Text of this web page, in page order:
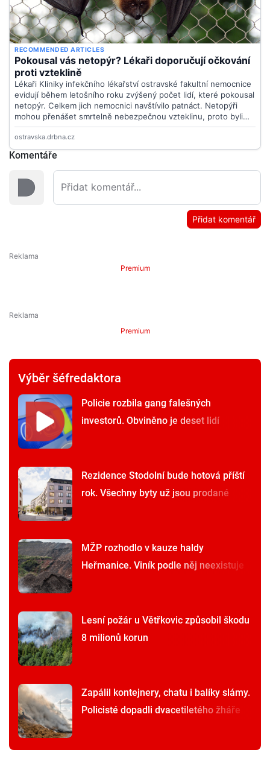
Komentáře
Přidat komentář
Premium
Premium
Výběr šéfredaktora
Policie rozbila gang falešných
investorů. Obviněno je deset lidí
Rezidence Stodolní bude hotová příští
rok. Všechny byty už jsou prodané
MŽP rozhodlo v kauze haldy
Heřmanice. Viník podle něj neexistuje
Lesní požár u Větřkovic způsobil škodu
8 milionů korun
Zapálil kontejnery, chatu i balíky slámy.
Policisté dopadli dvacetiletého žháře